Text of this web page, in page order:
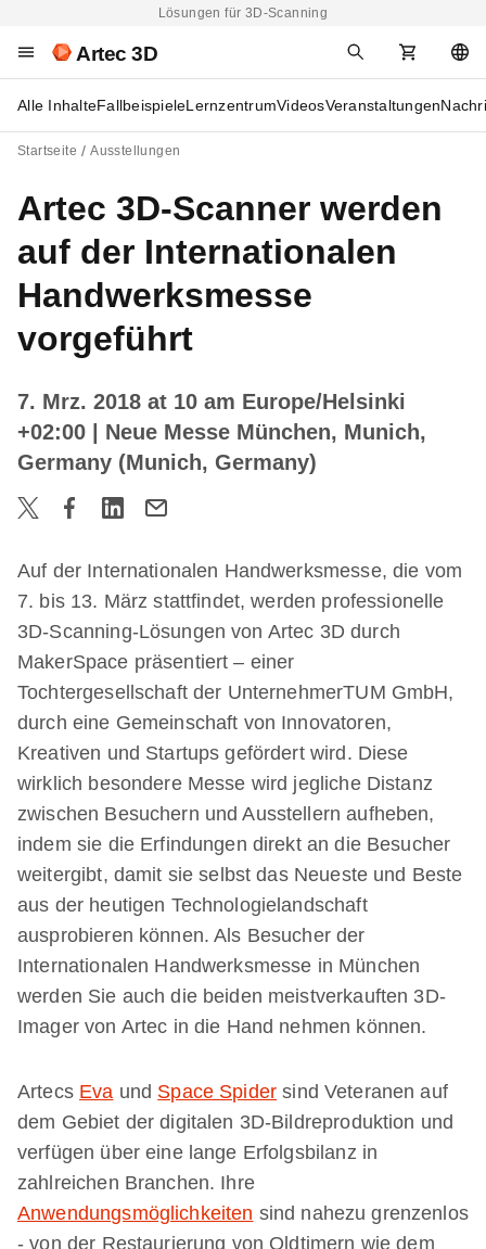
Lösungen für 3D-Scanning
Artec 3D
Alle InhalteFallbeispieleLernzentrumVideosVeranstaltungen
Startseite Ausstellungen
Artec 3D-Scanner werden
auf der Internationalen
Handwerksmesse
vorgeführt
7. Mrz. 2018 at 10 am Europe/Helsinki
+02:00
| Neue Messe München, Munich,
Germany (Munich, Germany)
Auf der Internationalen Handwerksmesse, die vom
7. bis 13. März stattfindet, werden professionelle
3D-Scanning-Lösungen von Artec 3D durch
MakerSpace präsentiert – einer
Tochtergesellschaft der UnternehmerTUM GmbH,
durch eine Gemeinschaft von Innovatoren,
Kreativen und Startups gefördert wird. Diese
wirklich besondere Messe wird jegliche Distanz
zwischen Besuchern und Ausstellern aufheben,
indem sie die Erfindungen direkt an die Besucher
weitergibt, damit sie selbst das Neueste und Beste
aus der heutigen Technologielandschaft
ausprobieren können. Als Besucher der
Internationalen Handwerksmesse in München
werden Sie auch die beiden meistverkauften 3D-
Imager von Artec in die Hand nehmen können.
Artecs Eva und Space Spider sind Veteranen auf
dem Gebiet der digitalen 3D-Bildreproduktion und
verfügen über eine lange Erfolgsbilanz in
zahlreichen Branchen. Ihre
Anwendungsmöglichkeiten sind nahezu grenzenlos
- von der Restaurierung von Oldtimern wie dem